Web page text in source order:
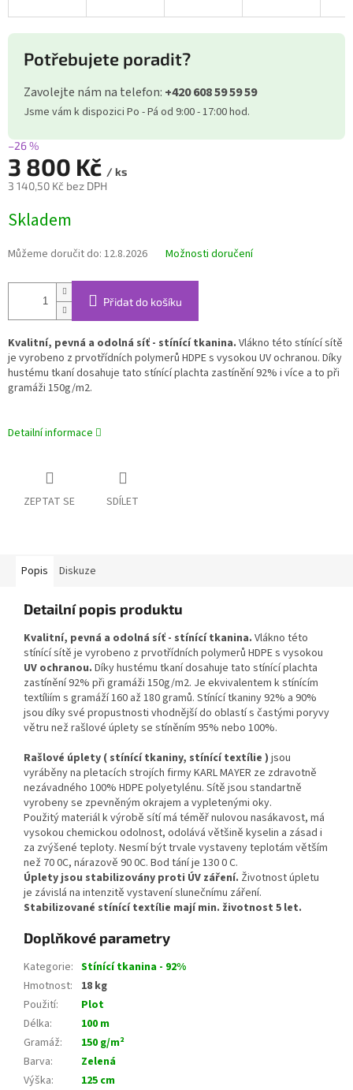
A
Potřebujete poradit?
Zavolejte nám na telefon: +420 608 59 59 59
Jsme vám k dispozici Po - Pá od 9:00 - 17:00 hod.
–26 %
3 800 Kč / ks
3 140,50 Kč bez DPH
cena:
Skladem
Můžeme doručit do: 12.8.2026 Možnosti doručení
Přidat do košíku
Kvalitní, pevná a odolná síť - stínící tkanina. Vlákno této stínící sítě
je vyrobeno z prvotřídních polymerů HDPE s vysokou UV ochranou. Díky
hustému tkaní dosahuje tato stínící plachta zastínění 92% i více a to při
gramáži 150g/m2.
Detailní informace
ZEPTAT SE SDÍLET
Popis Diskuze
Detailní popis produktu
Kvalitní, pevná a odolná síť - stínící tkanina. Vlákno této
stínící sítě je vyrobeno z prvotřídních polymerů HDPE s vysokou
UV ochranou. Díky hustému tkaní dosahuje tato stínící plachta
zastínění 92% při gramáži 150g/m2. Je ekvivalentem k stínícím
textíliím s gramáží 160 až 180 gramů. Stínící tkaniny 92% a 90%
jsou díky své propustnosti vhodnější do oblastí s častými poryvy
větru než rašlové úplety se stíněním 95% nebo 100%.
Rašlové úplety ( stínící tkaniny, stínící textílie ) jsou
vyráběny na pletacích strojích firmy KARL MAYER ze zdravotně
nezávadného 100% HDPE polyetylénu. Sítě jsou standartně
vyrobeny se zpevněným okrajem a vypletenými oky.
Použitý materiál k výrobě sítí má téměř nulovou nasákavost, má
vysokou chemickou odolnost, odolává většině kyselin a zásad i
za zvýšené teploty. Nesmí být trvale vystaveny teplotám větším
než 70 0C, nárazově 90 0C. Bod tání je 130 0 C.
Úplety jsou stabilizovány proti ÚV záření. Životnost úpletu
je závislá na intenzitě vystavení slunečnímu záření.
Stabilizované stínící textílie mají min. životnost 5 let.
Doplňkové parametry
Kategorie: Stínící tkanina - 92%
Hmotnost:
18 kg
Použití:
Plot
Délka:
100 m
Gramáž:
150 g/m²
Barva:
Zelená
Výška: 125 cm